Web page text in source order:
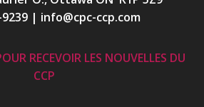
| info@cpc-ccp.com
RECEVOIR LES NOUVELLES DU
CCP